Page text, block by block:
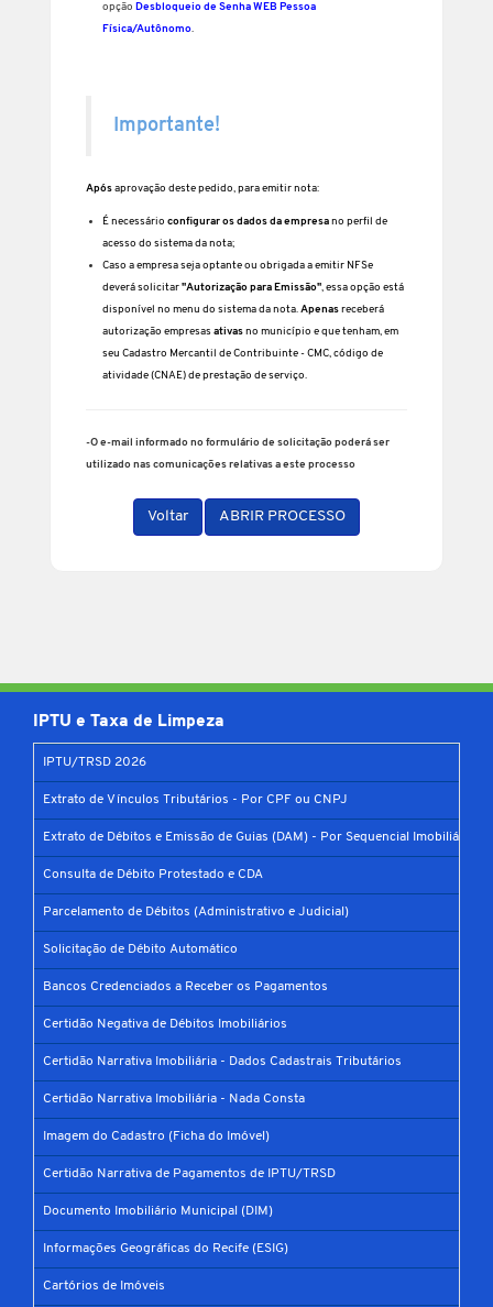
opção Desbloqueio de Senha WEB Pessoa
Física/Autônomo.
Importante!
Apósaprovação deste pedido, para emitir nota:
É necessário configurar os dados da empresano perfil de
acesso do sistema da nota;
Caso a empresa seja optante ou obrigada a emitir NFSe
deverá solicitar"Autorização para Emissão",essa opção está
disponível no menu do sistema da nota.Apenasreceberá
autorização empresasativasno município e que tenham, em
seu Cadastro Mercantil de Contribuinte - CMC, código de
atividade (CNAE) de prestação de serviço.
-O e-mail informado no formulário de solicitação poderá ser
utilizado nas comunicações relativas a este processo
Voltar ABRIR PROCESSO
IPTU e Taxa de Limpeza
IPTU/TRSD 2026
Extrato de Vínculos Tributários - Por CPF ou CNPJ
Extrato de Débitos e Emissão de Guias (DAM) - Por Sequencial Imobiliário
Consulta de Débito Protestado e CDA
Parcelamento de Débitos (Administrativo e Judicial)
Solicitação de Débito Automático
Bancos Credenciados a Receber os Pagamentos
Certidão Negativa de Débitos Imobiliários
Certidão Narrativa Imobiliária - Dados Cadastrais Tributários
Certidão Narrativa Imobiliária - Nada Consta
Imagem do Cadastro (Ficha do Imóvel)
Certidão Narrativa de Pagamentos de IPTU/TRSD
Documento Imobiliário Municipal (DIM)
Informações Geográficas do Recife (ESIG)
Cartórios de Imóveis